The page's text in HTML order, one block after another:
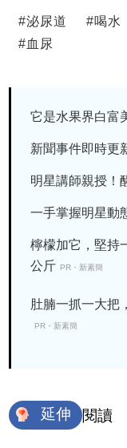
#泌尿道 #喝水
#血尿
它是水果界白
新聞事件即時更
明星講師親授！
一手掌握明星動
檸檬加它，堅持
公斤 PR・新素簡
肚腩一抓一大把
PR・新素簡
延伸 閱讀